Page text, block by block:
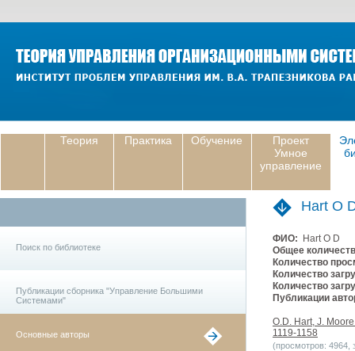
Теория Практика Обучение
Проект
Умное
управление
Поиск по библиотеке
Публикации сборника "Управление Большими
Системами"
Основные авторы
Hart O
ФИО: Hart O D
Общее
Количество
Количество
Количество
Публикации
O.D. Hart, J.
1119-1158
(просмотров: 4964,